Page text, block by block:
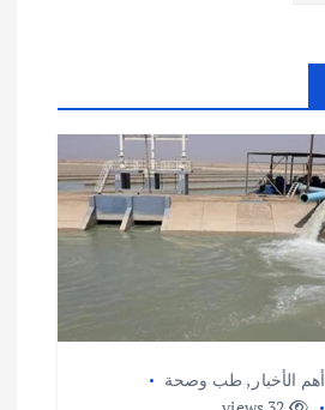
أهم الأخبار , طب وصحة